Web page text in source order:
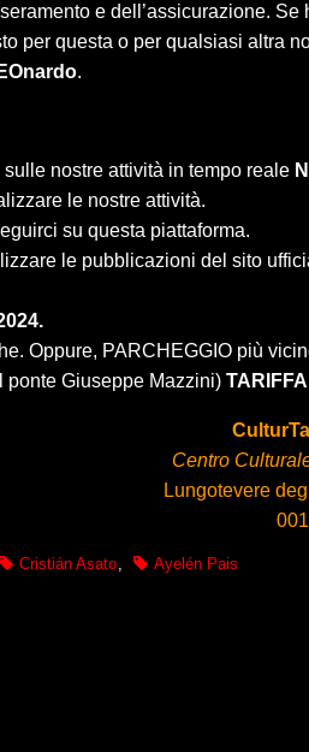
e dell’assicurazione. Se
per questa o per qualsiasi altra
.
nostre attività in tempo reale
le nostre attività.
su questa piattaforma.
le pubblicazioni del sito
Oppure, PARCHEGGIO più
ponte Giuseppe Mazzini)
Centro
Lungotevere
Cristián Asato, Ayelén Pais